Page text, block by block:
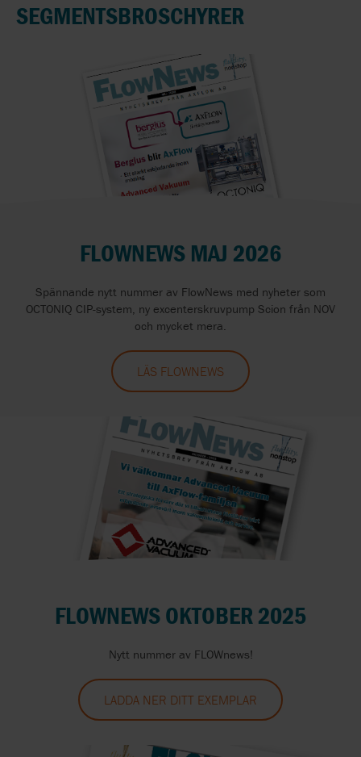
SEGMENTSBROSCHYRER
FLOWNEWS MAJ 2026
Spännande nytt nummer av FlowNews med nyheter som
OCTONIQ CIP-system, ny excenterskruvpump Scion från NOV
och mycket mera.
LÄS FLOWNEWS
FLOWNEWS OKTOBER 2025
Nytt nummer av FLOWnews!
LADDA NER DITT EXEMPLAR